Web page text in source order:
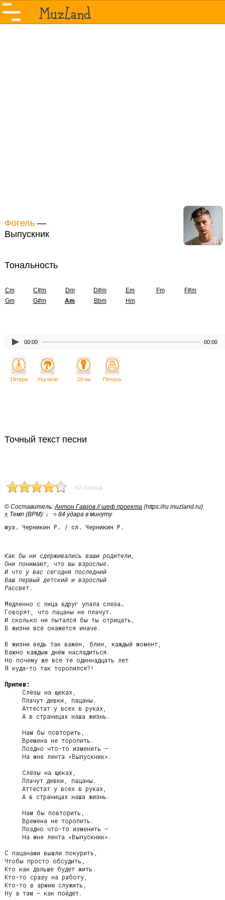
Фогель —
Выпускник
Тональность
Cm C#m Dm D#m Em Fm
F#m
Gm
G#m Am Bbm Hm
00:00 00:00
Точный текст песни
42 голоса
© Cоставитель:Антон Гавзов // шеф проекта (https://ru.muzland.ru)
± Темп (BPM): ♩ = 84 удара в минуту
муз. Черникин Р. / сл. Черникин Р.
Как бы ни сдерживались ваши родители,
Они понимают, что вы взрослые.
И что у вас сегодня последний
Ваш первый детский и взрослый
Рассвет.
Медленно с лица вдруг упала слеза…
Говорят, что пацаны не плачут.
И сколько ни пытался бы ты отрицать,
В жизни всё окажется иначе.
В жизни ведь так важен, блин, каждый момент,
Важно каждым днём насладиться.
Но почему же все те одиннадцать лет
Я куда-то так торопился?!
Припев:
С пацанами вышли покурить,
Чтобы просто обсудить,
Кто как дальше будет жить.
Кто-то сразу на работу,
Кто-то в армию служить,
Ну а там – как пойдёт.
Гитара Укулеле 20-ка Печать